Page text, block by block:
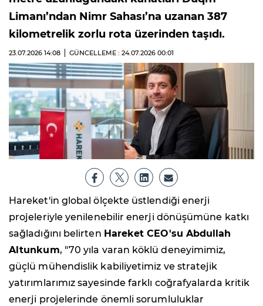
Limanı’ndan Nimr Sahası’na uzanan 387
kilometrelik zorlu rota üzerinden taşıdı.
23.07.2026 14:08 GÜNCELLEME : 24.07.2026 00:01
Hareket'in global ölçekte üstlendiği enerji
projeleriyle yenilenebilir enerji dönüşümüne katkı
sağladığını belirten Hareket CEO'su Abdullah
Altunkum, "70 yıla varan köklü deneyimimiz,
güçlü mühendislik kabiliyetimiz ve stratejik
yatırımlarımız sayesinde farklı coğrafyalarda kritik
enerji projelerinde önemli sorumluluklar